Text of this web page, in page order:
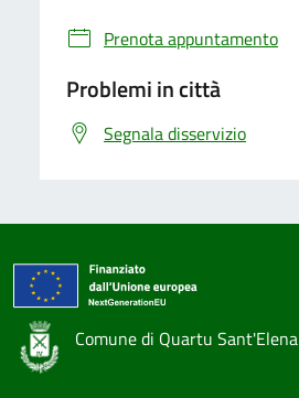
Prenota appuntamento
Problemi in città
Segnala disservizio
Comune di Quartu Sant'Elena